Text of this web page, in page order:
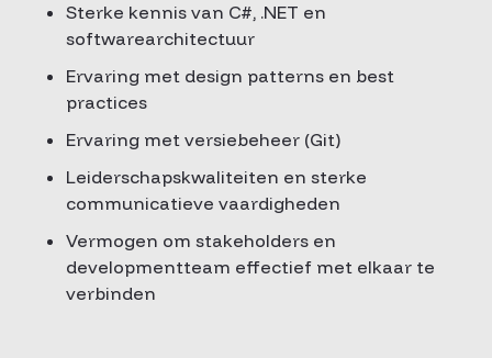
Sterke kennis van C#, .NET en
softwarearchitectuur
Ervaring met design patterns en best
practices
Ervaring met versiebeheer (Git)
Leiderschapskwaliteiten en sterke
communicatieve vaardigheden
Vermogen om stakeholders en
developmentteam effectief met elkaar te
verbinden